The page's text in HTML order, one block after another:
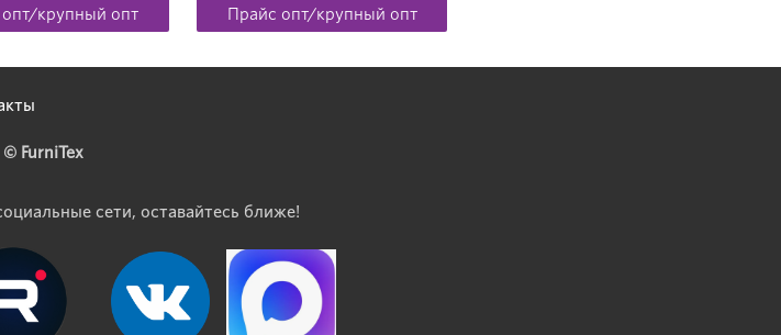
крупный опт Прайс опт/крупный опт
© FurniTex
сети, оставайтесь ближе!